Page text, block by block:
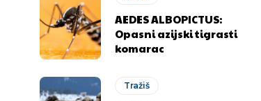
AEDES ALBOPICTUS:
Opasni azijski tigrasti
komarac
Tražiš